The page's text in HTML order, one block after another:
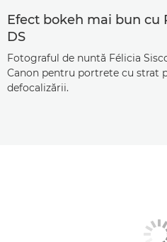
Efect bokeh mai bun cu
DS
Fotograful de nuntă Félicia
Canon pentru portrete cu strat
defocalizării.